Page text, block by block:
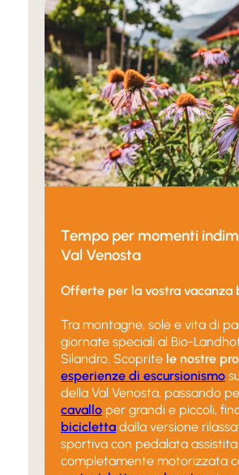
Tempo per momenti
Val Venosta
Offerte per la vostra vacanza
Tra montagne, sole e vita di
giornate speciali al Bio-
Silandro. Scoprite le nostre
esperienze di escursionismo
della Val Venosta, passando
cavallo per grandi e piccoli,
bicicletta dalla versione
sportiva con pedalata
completamente motorizzata